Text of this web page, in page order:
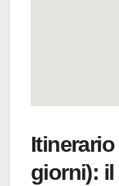
giorni): il